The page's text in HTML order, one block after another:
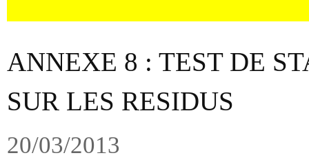
ANNEXE 8 : TEST DE
SUR LES RESIDUS
20/03/2013